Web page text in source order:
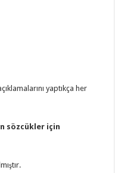
yaptıkça her
sözcükler için